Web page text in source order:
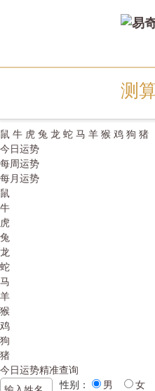
测
鼠 牛 虎 兔 龙 蛇 马 羊 猴 鸡 狗 猪
今日运势
每周运势
每月运势
鼠
牛
虎
兔
龙
蛇
马
羊
猴
鸡
狗
猪
今日运势精准查询
性别：
男 女